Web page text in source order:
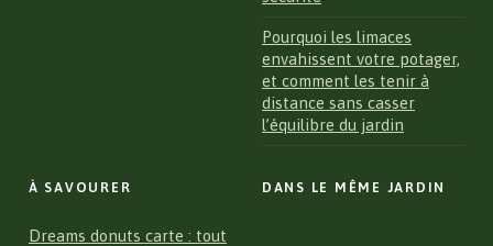
Pourquoi les limaces
envahissent votre potager,
et comment les tenir à
distance sans casser
l’équilibre du jardin
À SAVOURER
Dreams donuts carte : tout
DANS LE MÊME JARDIN